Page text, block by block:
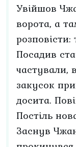
Увійшов
ворота, а
Посадив
частували,
закусок
досита.
Постіль
Заснув